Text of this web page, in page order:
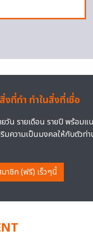
งที่ทำ ทำในสิ่งที่เชื่อ
วัน รายเดือน รายปี พร้อมแ
มความเป็นมงคลให้กับตัวท่า
าชิก (ฟรี) เร็วๆนี้